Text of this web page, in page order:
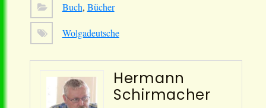
Buch, Bücher
Wolgadeutsche
Hermann
Schirmacher